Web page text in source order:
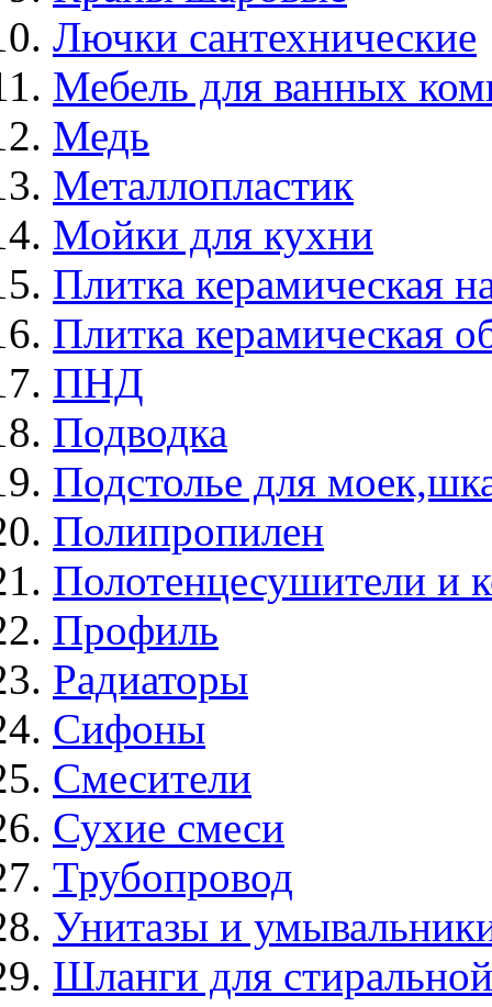
Лючки сантехнические
Мебель для ванных
Медь
Металлопластик
Мойки для кухни
Плитка керамическая
Плитка керамическая
ПНД
Подводка
Подстолье для
Полипропилен
Полотенцесушители и
Профиль
Радиаторы
Сифоны
Смесители
Сухие смеси
Трубопровод
Унитазы и
Шланги для